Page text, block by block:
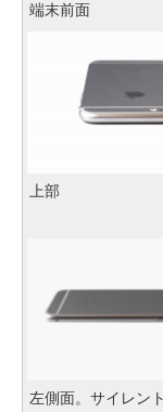
端末前面
上部
左側面。サイレン